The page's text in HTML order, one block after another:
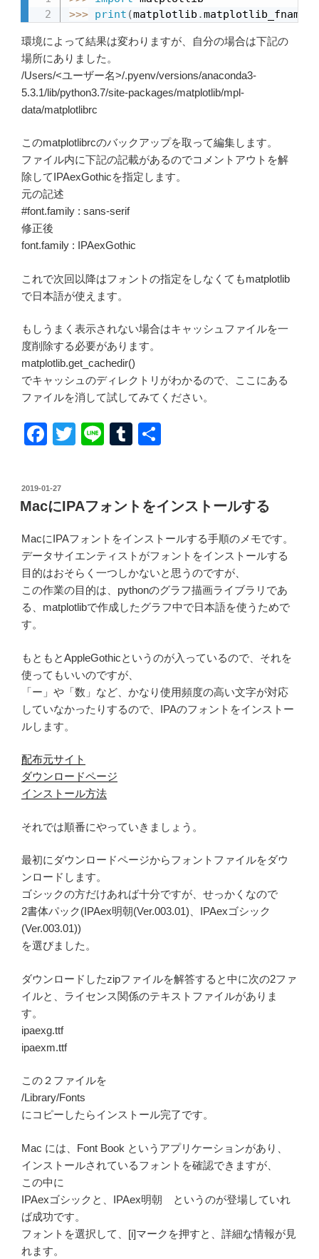
>>> print (matplotlib .matplotlib_fname
環境によって結果は変わりますが、自分の場合は下記の
場所にありました。
/Users/<ユーザー名>/.pyenv/versions/anaconda3-
5.3.1/lib/python3.7/site-packages/matplotlib/mpl-
data/matplotlibrc
このmatplotlibrcのバックアップを取って編集します。
ファイル内に下記の記載があるのでコメントアウトを解
除してIPAexGothicを指定します。
元の記述
#font.family : sans-serif
修正後
font.family : IPAexGothic
これで次回以降はフォントの指定をしなくてもmatplotlib
で日本語が使えます。
もしうまく表示されない場合はキャッシュファイルを一
度削除する必要があります。
matplotlib.get_cachedir()
でキャッシュのディレクトリがわかるので、ここにある
ファイルを消して試してみてください。
F
c
e
o
o
k
T
er
Li
T
bl
投
稿
日:
2019-01-27
MacにIPAフォントをインストールする
MacにIPAフォントをインストールする手順のメモです。
データサイエンティストがフォントをインストールする
目的はおそらく一つしかないと思うのですが、
この作業の目的は、pythonのグラフ描画ライブラリであ
る、matplotlibで作成したグラフ中で日本語を使うためで
す。
もともとAppleGothicというのが入っているので、それを
使ってもいいのですが、
「ー」や「数」など、かなり使用頻度の高い文字が対応
していなかったりするので、IPAのフォントをインストー
ルします。
配布元サイト
ダウンロードページ
インストール方法
それでは順番にやっていきましょう。
最初にダウンロードページからフォントファイルをダウ
ンロードします。
ゴシックの方だけあれば十分ですが、せっかくなので
2書体パック(IPAex明朝(Ver.003.01)、IPAexゴシック
(Ver.003.01))
を選びました。
ダウンロードしたzipファイルを解答すると中に次の2ファ
イルと、ライセンス関係のテキストファイルがありま
す。
ipaexg.ttf
ipaexm.ttf
この２ファイルを
/Library/Fonts
にコピーしたらインストール完了です。
Mac には、Font Book というアプリケーションがあり、
インストールされているフォントを確認できますが、
この中に
IPAexゴシックと、IPAex明朝 というのが登場していれ
ば成功です。
フォントを選択して、[i]マークを押すと、詳細な情報が見
れます。